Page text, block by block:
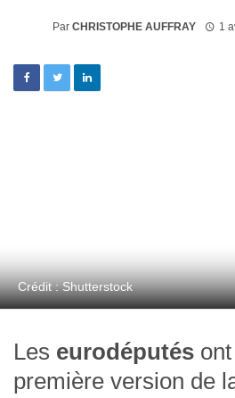
Par CHRISTOPHE AUFFRAY 1
Crédit : Shutterstock
Les eurodéputés
première version de